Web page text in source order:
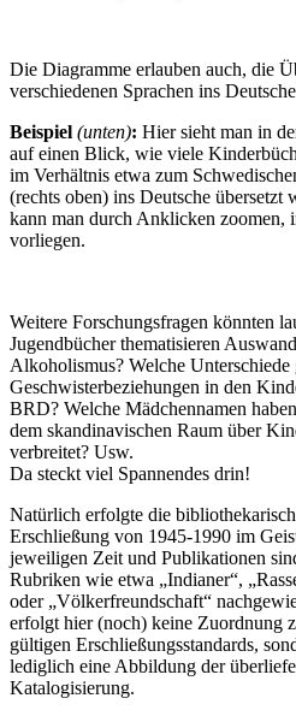
Die Diagramme erlauben auch, die
verschiedenen Sprachen ins
Beispiel (unten): Hier sieht man in
auf einen Blick, wie viele
im Verhältnis etwa zum
(rechts oben) ins Deutsche übersetzt
kann man durch Anklicken zoomen,
vorliegen.
Weitere Forschungsfragen könnten
Jugendbücher thematisieren
Alkoholismus? Welche
Geschwisterbeziehungen in den
BRD? Welche Mädchennamen
dem skandinavischen Raum über
verbreitet? Usw.
Da steckt viel Spannendes drin!
Natürlich erfolgte die
Erschließung von 1945-1990 im
jeweiligen Zeit und Publikationen
Rubriken wie etwa „Indianer“,
oder „Völkerfreundschaft“
erfolgt hier (noch) keine Zuordnung
gültigen Erschließungsstandards,
lediglich eine Abbildung der
Katalogisierung.